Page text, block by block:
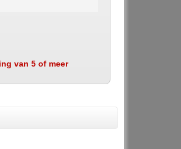
van 5 of meer